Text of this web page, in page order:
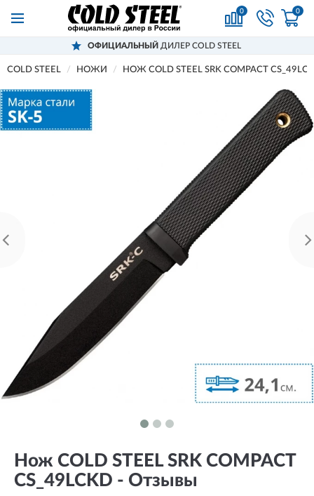
0 0
ОФИЦИАЛЬНЫЙ ДИЛЕР COLD STEEL
COLD STEEL НОЖИ НОЖ COLD STEEL SRK COMPACT
Нож COLD STEEL SRK COMPACT
CS_49LCKD - Отзывы